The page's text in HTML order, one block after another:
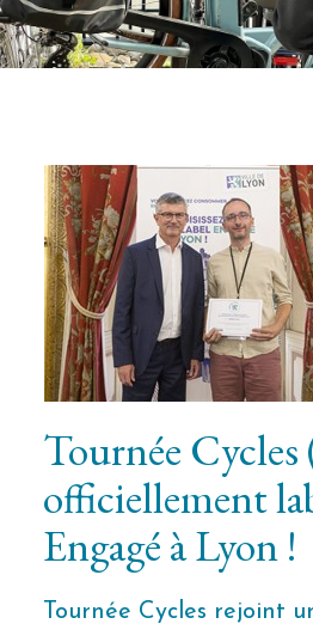
Tournée Cycles
officiellement
Engagé à Lyon !
Tournée Cycles rejoint